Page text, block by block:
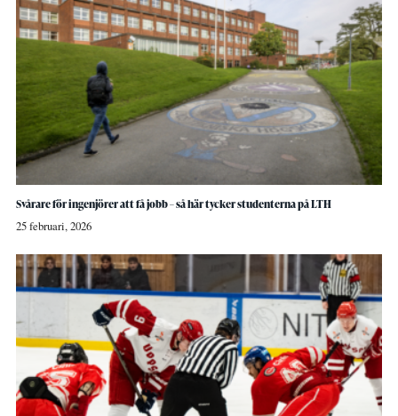
Svårare för ingenjörer att få jobb – så här tycker studenterna på LTH
25 februari, 2026